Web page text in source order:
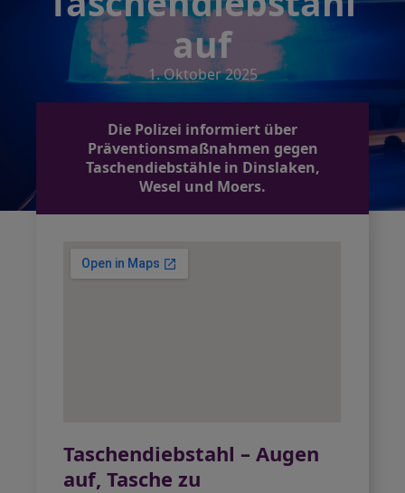
auf
1. Oktober 2025
Die Polizei informiert über
Präventionsmaßnahmen gegen
Taschendiebstähle in Dinslaken,
Wesel und Moers.
Taschendiebstahl – Augen
auf, Tasche zu